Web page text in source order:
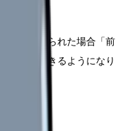
質問で怒られた場合「前
に確認できるようになり
頼